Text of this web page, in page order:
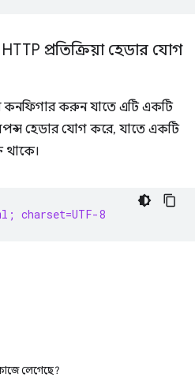
HTTP প্রতিক্রিয়া হেডার যোগ
কনফিগার করুন যাতে এটি একটি
হেডার যোগ করে, যাতে একটি
থাকে।
charset=UTF-8
লেগেছে?